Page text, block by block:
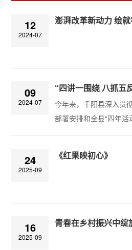
12
2024-07
09
2024-07
今年来，千阳县深入贯
部署安排和全县“四年
24
2025-09
《红果映初心》
16
2025-09
青春在乡村振兴中